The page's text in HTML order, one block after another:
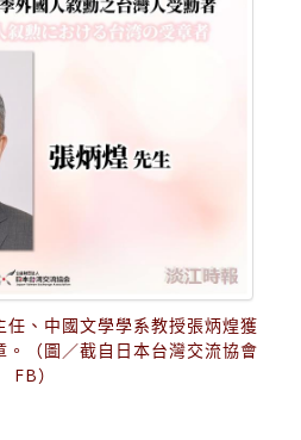
、中國文學學系教授張炳煌獲
。（圖／截自日本台灣交流協會
FB）